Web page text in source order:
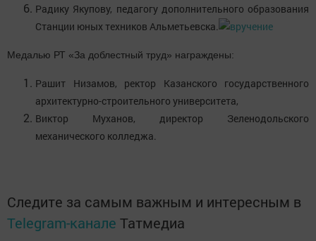
Радику Якупову, педагогу дополнительного образования
Станции юных техников Альметьевска.
Медалью РТ «За доблестный труд» награждены:
Рашит Низамов, ректор Казанского государственного
архитектурно-строительного университета,
Виктор Муханов, директор Зеленодольского
механического колледжа.
Следите за самым важным и интересным в
Telegram-канале Татмедиа